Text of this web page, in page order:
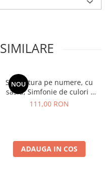
NOU
Set pictura pe numere, cu
sasiu, Simfonie de culori -
vopsele metalizate, 40x50
111,00 RON
ADAUGA IN COS